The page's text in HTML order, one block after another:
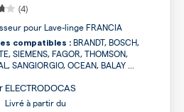
(4)
pour Lave-linge FRANCIA
compatibles : BRANDT, BOSCH,
SIEMENS, FAGOR, THOMSON,
SANGIORGIO, OCEAN, BALAY ...
ELECTRODOCAS
Livré à partir du